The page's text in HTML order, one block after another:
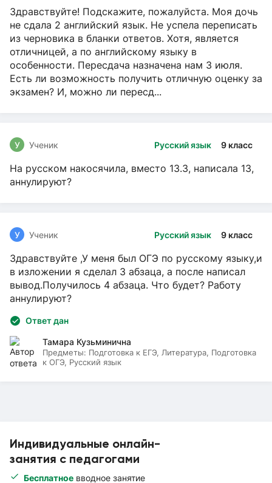
Индивидуальные онлайн-
занятия с педагогами
Бесплатное вводное занятие
Здравствуйте! Подскажите, пожалуйста. Моя дочь
не сдала 2 английский язык. Не успела переписать
из черновика в бланки ответов. Хотя, является
отличницей, а по английскому языку в
особенности. Пересдача назначена нам 3 июля.
Есть ли возможность получить отличную оценку за
экзамен? И, можно ли пересд...
Русский язык 9 класс
У Ученик
На русском накосячила, вместо 13.3, написала 13,
аннулируют?
Русский язык 9 класс
У Ученик
Здравствуйте ,У меня был ОГЭ по русскому языку,и
в изложении я сделал 3 абзаца, а после написал
вывод.Получилось 4 абзаца. Что будет? Работу
аннулируют?
Ответ дан
Тамара Кузьминична
Предметы: Подготовка к ЕГЭ, Литература, Подготовка
к ОГЭ, Русский язык